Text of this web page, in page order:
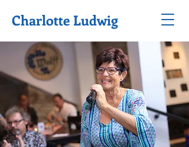
Charlotte Ludwig